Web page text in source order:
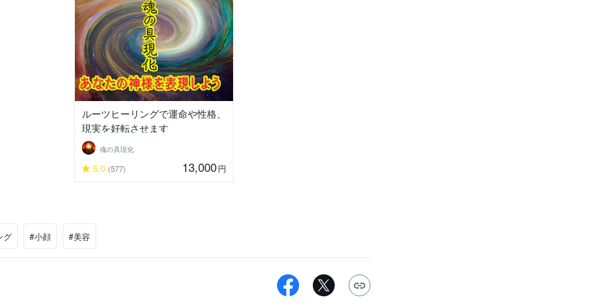
ルーツヒーリングで運命や性格、
現実を好転させます
魂の具現化
5.0 (577) 13,000円
グ #小顔 #美容